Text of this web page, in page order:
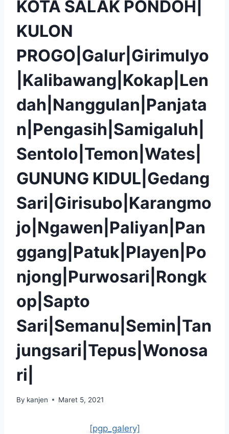
KOTA SALAK PONDOH|
KULON
PROGO|Galur|Girimulyo
|Kalibawang|Kokap|Len
dah|Nanggulan|Panjata
n|Pengasih|Samigaluh|
Sentolo|Temon|Wates|
GUNUNG KIDUL|Gedang
Sari|Girisubo|Karangmo
jo|Ngawen|Paliyan|Pan
ggang|Patuk|Playen|Po
njong|Purwosari|Rongk
op|Sapto
Sari|Semanu|Semin|Tan
jungsari|Tepus|Wonosa
ri|
By kanjen Maret 5, 2021
[pgp_galery]